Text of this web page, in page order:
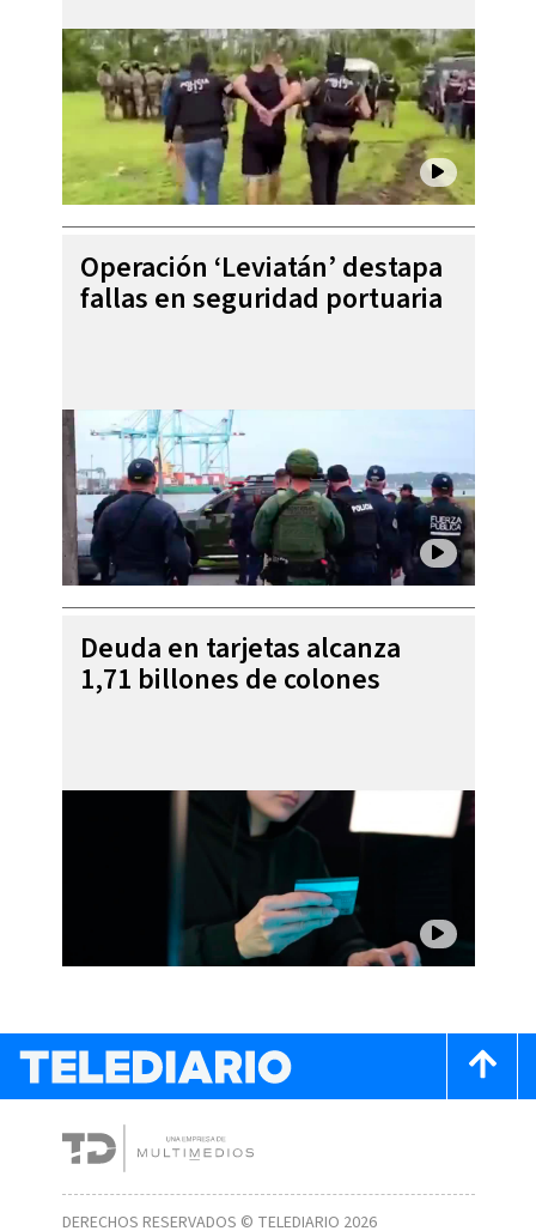
Operación ‘Leviatán’ destapa
fallas en seguridad portuaria
Deuda en tarjetas alcanza
1,71 billones de colones
DERECHOS RESERVADOS © TELEDIARIO 2026